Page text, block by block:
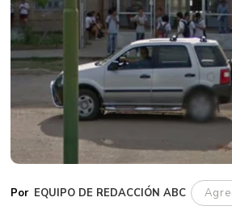
EQUIPO DE REDACCIÓN ABC